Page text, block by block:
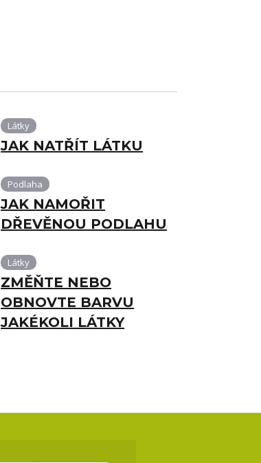
Látky
JAK NATŘÍT LÁTKU
Podlaha
JAK NAMOŘIT
DŘEVĚNOU PODLAHU
Látky
ZMĚŇTE NEBO
OBNOVTE BARVU
JAKÉKOLI LÁTKY